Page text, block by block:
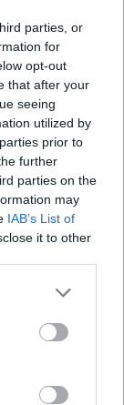
parties, or
for
opt-out
that after your
seeing
utilized by
prior to
further
parties on the
may
IAB’s List of
it to other
more Google
may click to
tags to
below Google